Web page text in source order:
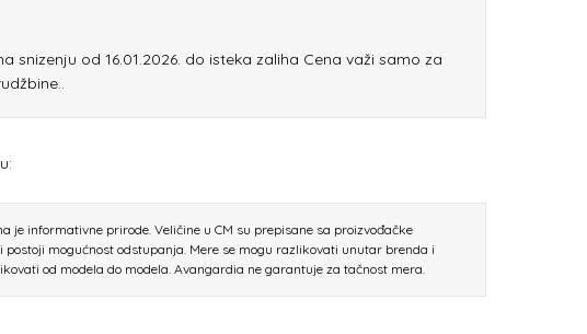
snizenju od 16.01.2026. do isteka zaliha Cena važi samo za
je informativne prirode. Veličine u CM su prepisane sa proizvođačke
postoji mogućnost odstupanja. Mere se mogu razlikovati unutar brenda i
od modela do modela. Avangardia ne garantuje za tačnost mera.